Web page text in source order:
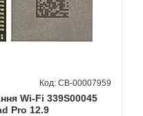
Wi-Fi 339S00045
Pro 12.9
CB-00007959